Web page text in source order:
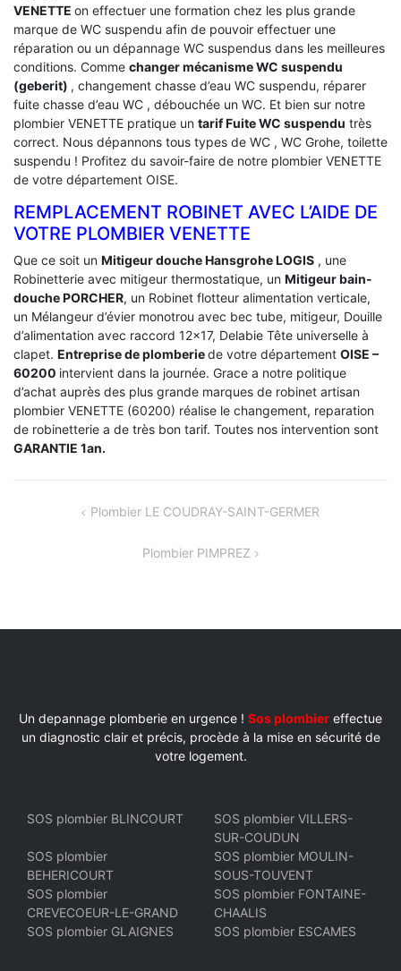
VENETTE on effectuer une formation chez les plus grande
marque de WC suspendu afin de pouvoir effectuer une
réparation ou un dépannage WC suspendus dans les meilleures
conditions. Comme changer mécanisme WC suspendu
(geberit) , changement chasse d’eau WC suspendu, réparer
fuite chasse d’eau WC , débouchée un WC. Et bien sur notre
plombier VENETTE pratique un tarif Fuite WC suspendu très
correct. Nous dépannons tous types de WC , WC Grohe, toilette
suspendu ! Profitez du savoir-faire de notre plombier VENETTE
de votre département OISE.
REMPLACEMENT ROBINET AVEC L’AIDE DE
VOTRE PLOMBIER VENETTE
Que ce soit un Mitigeur douche Hansgrohe LOGIS , une
Robinetterie avec mitigeur thermostatique, un Mitigeur bain-
douche PORCHER, un Robinet flotteur alimentation verticale,
un Mélangeur d’évier monotrou avec bec tube, mitigeur, Douille
d’alimentation avec raccord 12×17, Delabie Tête universelle à
clapet. Entreprise de plomberiede votre département OISE –
60200 intervient dans la journée. Grace a notre politique
d’achat auprès des plus grande marques de robinet artisan
plombier VENETTE (60200) réalise le changement, reparation
de robinetterie a de très bon tarif. Toutes nos intervention sont
GARANTIE 1an.
NAVIGATIONPlombier LE COUDRAY-SAINT-GERMER
Plombier PIMPREZ
Un depannage plomberie en urgence ! Sos plombier effectue
un diagnostic clair et précis, procède à la mise en sécurité de
votre logement.
SOS plombier BLINCOURT
SOS plombier VILLERS-
SUR-COUDUN
SOS plombier
BEHERICOURT
SOS plombier MOULIN-
SOUS-TOUVENT
SOS plombier
CREVECOEUR-LE-GRAND
SOS plombier FONTAINE-
CHAALIS
SOS plombier GLAIGNES
SOS plombier ESCAMES